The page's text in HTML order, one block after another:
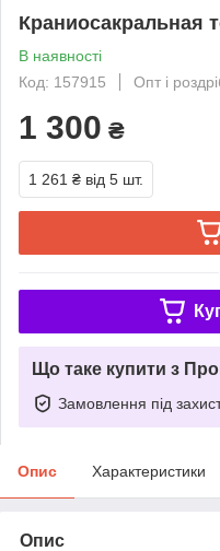
Краниосакральная
В наявності
Код: 157915
Опт і
1 300 ₴
1 261 ₴ від 5 шт.
Що таке купити з
Замовлення під
Опис Характеристики
Опис